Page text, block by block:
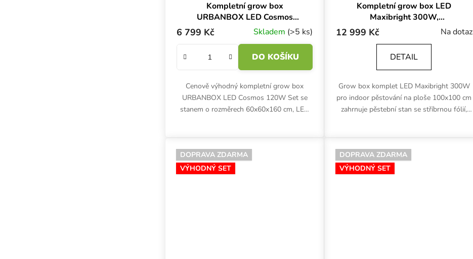
Kompletní grow box
URBANBOX LED Cosmos
120W Set, 60x60x160 cm
Skladem (>5 ks)
6 799 Kč
DO KOŠÍKU
Cenově výhodný kompletní grow box
URBANBOX LED Cosmos 120W Set se
stanem o rozměrech 60x60x160 cm, LED
Kompletní grow box LED
Maxibright 300W,
100x100x200 cm
Na dotaz
12 999 Kč
DETAIL
Grow box komplet LED Maxibright 300W
pro indoor pěstování na ploše 100x100 cm
zahrnuje pěstební stan se stříbrnou fólií,
DOPRAVA ZDARMA
VÝHODNÝ SET
DOPRAVA ZDARMA
VÝHODNÝ SET